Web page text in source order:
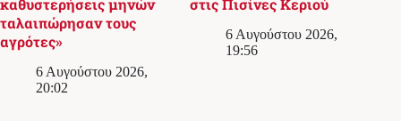
καθυστερήσεις μηνών
ταλαιπώρησαν τους
αγρότες»
6 Αυγούστου 2026,
20:02
στις Πισίνες Κεριού
6 Αυγούστου 2026,
19:56